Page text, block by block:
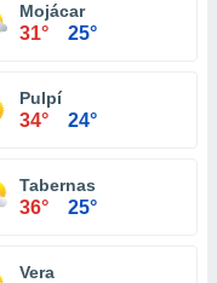
Mojácar
31° 25°
Pulpí
34° 24°
Tabernas
36° 25°
Vera